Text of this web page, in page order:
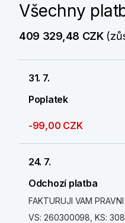
Všechny
409 329,48 CZK
31. 7.
Poplatek
-99,00 CZK
24. 7.
Odchozí platba
FAKTURUJI VAM
VS: 260300098, KS: 308